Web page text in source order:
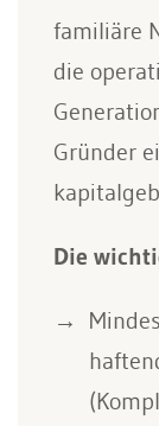
familiäre
die
Gründer
Die